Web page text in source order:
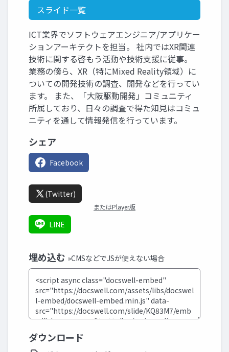
スライド一覧
ICT業界でソフトウェアエンジニア/アプリケー
ションアーキテクトを担当。 社内ではXR関連
技術に関する啓もう活動や技術支援に従事。
業務の傍ら、XR（特にMixed Reality領域）に
ついての開発技術の調査、開発などを行ってい
ます。 また、「大阪駆動開発」コミュニティ
所属しており、日々の調査で得た知見はコミュ
ニティを通して情報発信を行っています。
シェア
Facebook
(Twitter)
またはPlayer版
LINE
埋め込む »CMSなどでJSが使えない場合
ダウンロード